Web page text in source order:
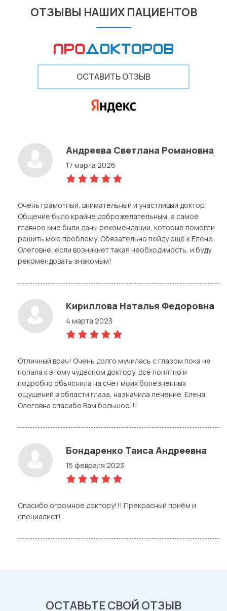
ОТЗЫВЫ НАШИХ ПАЦИЕНТОВ
ОСТАВИТЬ ОТЗЫВ
Андреева Светлана Романовна
17 марта 2026
Очень грамотный, внимательный и участливый доктор!
Общение было крайне доброжелательным, а самое
главное мне были даны рекомендации, которые помогли
решить мою проблему. Обязательно пойду ещё к Елене
Олеговне, если возникнет такая необходимость, и буду
рекомендовать знакомым!
5,0
Кириллова Наталья Федоровна
4 марта 2023
Отличный врач! Очень долго мучилась с глазом пока не
попала к этому чудесном доктору. Всё понятно и
подробно объяснила на счёт моих болезненных
ощущений в области глаза, назначила лечение. Елена
Олеговна спасибо Вам большое!!!
5,0
Бондаренко Таиса Андреевна
15 февраля 2023
Спасибо огромное доктору!!! Прекрасный приём и
специалист!
5,0
ОСТАВЬТЕ СВОЙ ОТЗЫВ